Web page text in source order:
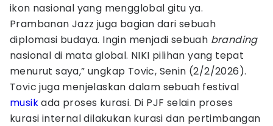
ikon nasional yang mengglobal gitu ya.
Prambanan Jazz juga bagian dari sebuah
diplomasi budaya. Ingin menjadi sebuah branding
nasional di mata global. NIKI pilihan yang tepat
menurut saya,” ungkap Tovic, Senin (2/2/2026).
Tovic juga menjelaskan dalam sebuah festival
musikada proses kurasi. Di PJF selain proses
kurasi internal dilakukan kurasi dan pertimbangan